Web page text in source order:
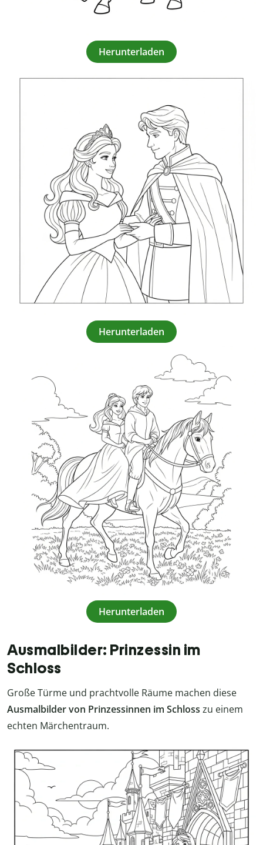
Herunterladen
Herunterladen
Herunterladen
Ausmalbilder: Prinzessin im
Schloss
Große Türme und prachtvolle Räume machen diese
Ausmalbilder von Prinzessinnen im Schloss zu einem
echten Märchentraum.